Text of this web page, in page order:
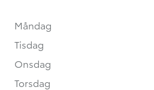
Måndag
Tisdag
Onsdag
Torsdag